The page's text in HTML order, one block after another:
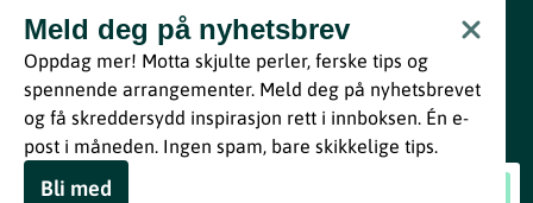
Soul Project Nola
Meld deg på nyhetsbrev
Oppdag mer! Motta skjulte perler, ferske tips og
spennende arrangementer. Meld deg på nyhetsbrevet
og få skreddersydd inspirasjon rett i innboksen. Én e-
post i måneden. Ingen spam, bare skikkelige tips.
Bli med
www.visitvestfold.com
Turistinformasjon
Vestfold Fylkeskommune
ByBreakfast